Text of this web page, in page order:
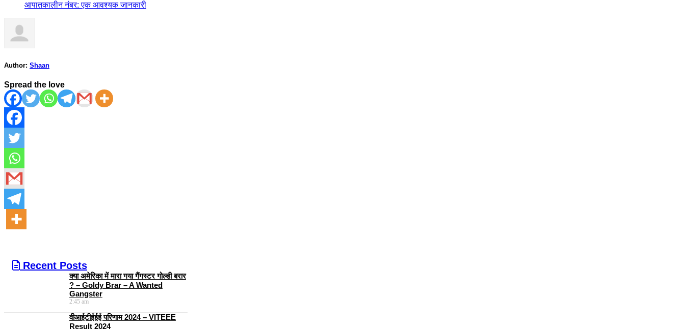
आपातकालीन नंबर: एक आवश्यक जानकारी
Author: Shaan
Spread the love
Recent Posts
क्या अमेरिका में मारा गया गैंगस्टर गोल्डी बरार
? – Goldy Brar – A Wanted
Gangster
2:45 am
वीआईटीईईई परिणाम 2024 – VITEEE
Result 2024